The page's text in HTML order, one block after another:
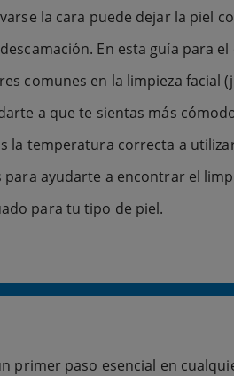
la cara puede dejar la piel
En esta guía para
comunes en la limpieza facial
a que te sientas más
la temperatura correcta a
ayudarte a encontrar el
para tu tipo de piel.
primer paso esencial en